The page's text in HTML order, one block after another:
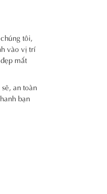
tôi,
vào vị trí
mắt
an toàn
bạn